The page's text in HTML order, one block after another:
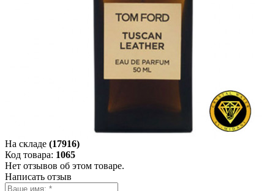
На складе (17916)
Код товара: 1065
Нет отзывов об этом товаре.
Написать отзыв